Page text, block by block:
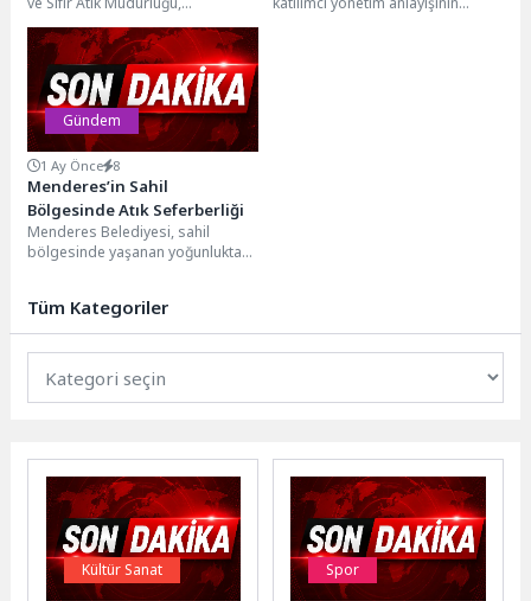
kaynağında ayrıştırma ve geri
dönüşüm sağlayacak Giysi...
Gündem
1 Ay Önce 8
Menderes’in Sahil
Bölgesinde Atık Seferberliği
Menderes Belediyesi, sahil
bölgesinde yaşanan yoğunluktan
bahçe...
Tüm Kategoriler
Kültür Sanat Spor